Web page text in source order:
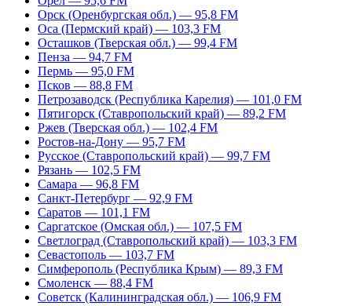
Орск (Оренбургская обл.) — 95,8 FM
Оса (Пермский край) — 103,3 FM
Осташков (Тверская обл.) — 99,4 FM
Пенза — 94,7 FM
Пермь — 95,0 FM
Псков — 88,8 FM
Петрозаводск (Республика Карелия) — 101,0 FM
Пятигорск (Ставропольский край) — 89,2 FM
Ржев (Тверская обл.) — 102,4 FM
Ростов-на-Дону — 95,7 FM
Русское (Ставропольский край) — 99,7 FM
Рязань — 102,5 FM
Самара — 96,8 FM
Санкт-Петербург — 92,9 FM
Саратов — 101,1 FM
Саргатское (Омская обл.) — 107,5 FM
Светлоград (Ставропольский край) — 103,3 FM
Севастополь — 103,7 FM
Симферополь (Республика Крым) — 89,3 FM
Смоленск — 88,4 FM
Советск (Калининградская обл.) — 106,9 FM